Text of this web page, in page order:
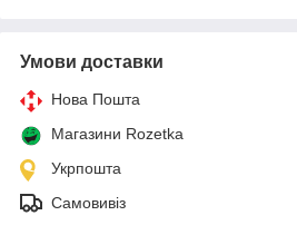
Умови доставки
Нова Пошта
Магазини Rozetka
Укрпошта
Самовивіз